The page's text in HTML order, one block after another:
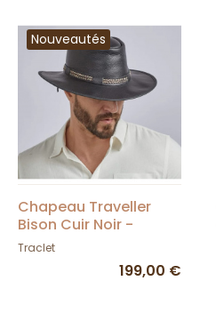
Nouveautés
Chapeau Traveller
Bison Cuir Noir -
American Hat Makers
Traclet
199,00 €